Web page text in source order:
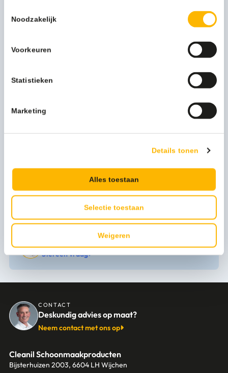
Noodzakelijk
Voorkeuren
Statistieken
Marketing
Details tonen
Alles toestaan
Selectie toestaan
Weigeren
luchtverfrisser Lemon, een frisse, oceanische geur met
eindeloze citrusnoten en echte frisheid! De Wonderboom is
frisheid garandeert. De luchtverfrisser is eenvoudig aan de
binnenspiegel van de auto te hangen.
1-3 werkdagen
Persoonlijk advies nodig?
Stel een vraag
CONTACT
Deskundig advies op maat?
Neem contact met ons op
Cleanil Schoonmaakproducten
Bijsterhuizen 2003, 6604 LH Wijchen